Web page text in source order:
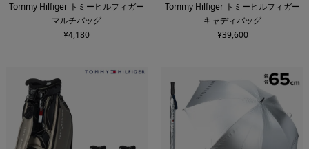
Tommy Hilfiger トミーヒルフィガー
マルチバッグ
¥4,180
Tommy Hilfiger トミーヒルフィガー
キャディバッグ
¥39,600